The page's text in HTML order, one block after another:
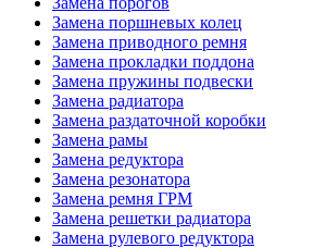
Замена поршневых колец
Замена приводного ремня
Замена прокладки поддона
Замена пружины подвески
Замена радиатора
Замена раздаточной коробки
Замена рамы
Замена редуктора
Замена резонатора
Замена ремня ГРМ
Замена решетки радиатора
Замена рулевого редуктора